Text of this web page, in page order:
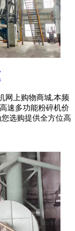
网上购物商城,本频
速多功能粉碎机价
选购提供全方位高